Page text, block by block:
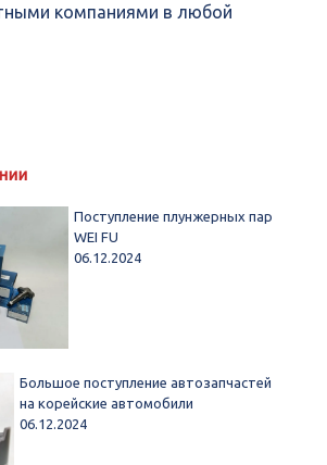
компаниями в любой
Поступление плунжерных пар
WEI FU
06.12.2024
Большое поступление автозапчастей
на корейские автомобили
06.12.2024